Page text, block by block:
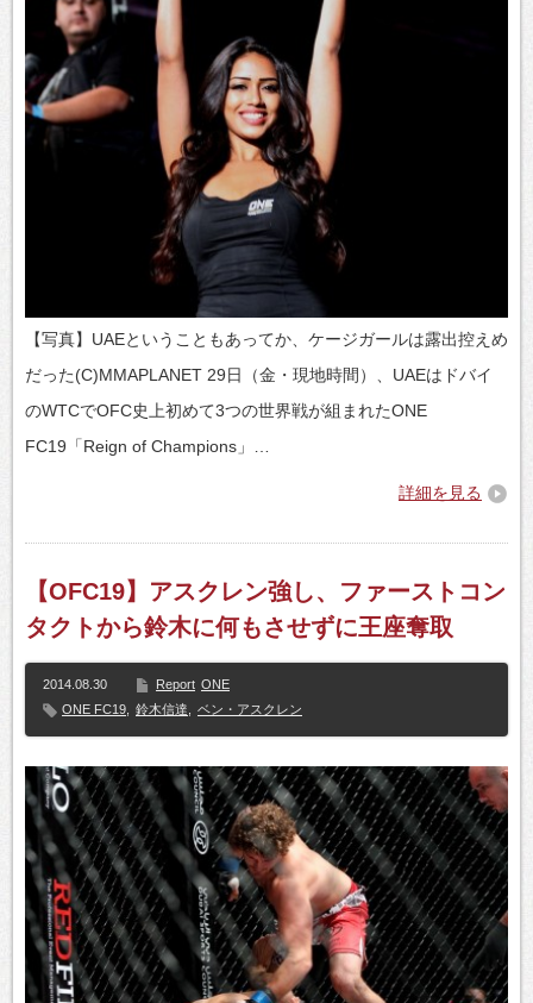
【写真】UAEということもあってか、ケージガールは露出控えめ
だった(C)MMAPLANET 29日（金・現地時間）、UAEはドバイ
のWTCでOFC史上初めて3つの世界戦が組まれたONE
FC19「Reign of Champions」…
詳細を見る
【OFC19】アスクレン強し、ファーストコン
タクトから鈴木に何もさせずに王座奪取
2014.08.30 Report ONE
ONE FC19
鈴木信達 ベン・アスクレン